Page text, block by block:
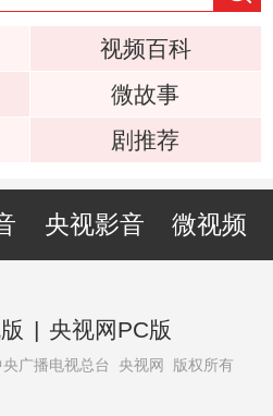
视频百科
微故事
剧推荐
央视影音 微视频
| 央视网PC版
央广播电视总台 央视网 版权所有